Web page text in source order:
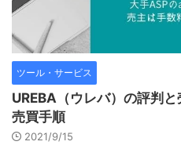
ツール・サービス
UREBA（ウレバ）の評判
売買手順
2021/9/15